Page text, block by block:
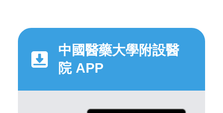
中國醫藥大學附設醫
院 APP